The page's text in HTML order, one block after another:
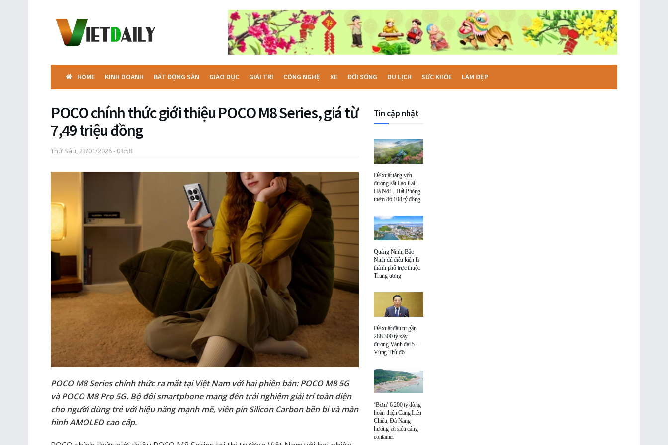
HOME KINH DOANH BẤT ĐỘNG SẢN GIÁO DỤC GIẢI TRÍ CÔNG NGHỆ XE ĐỜI SỐNG DU LỊCH SỨC KHỎE LÀM ĐẸP
POCO chính thức giới thiệu POCO M8 Series, giá từ
7,49 triệu đồng
Thứ Sáu, 23/01/2026 - 03:58
POCO M8 Series chính thức ra mắt tại Việt Nam với hai phiên bản: POCO M8 5G
và POCO M8 Pro 5G. Bộ đôi smartphone mang đến trải nghiệm giải trí toàn diện
cho người dùng trẻ với hiệu năng mạnh mẽ, viên pin Silicon Carbon bền bỉ và màn
hình AMOLED cao cấp.
Tin cập nhật
Đề xuất tăng vốn
đường sắt Lào Cai –
Hà Nội – Hải Phòng
thêm 86.108 tỷ đồng
Quảng Ninh, Bắc
Ninh đủ điều kiện là
thành phố trực thuộc
Trung ương
Đề xuất đầu tư gần
288.300 tỷ xây
đường Vành đai 5 –
Vùng Thủ đô
‘Bơm’ 6.200 tỷ đồng
hoàn thiện Cảng Liên
Chiểu, Đà Nẵng
hướng tới siêu cảng
container